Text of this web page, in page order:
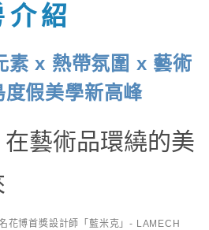
介紹
素 x 熱帶氛圍 x 藝術
度假美學新高峰
藝術品環繞的美
花博首獎設計師「藍米克」- LAMECH